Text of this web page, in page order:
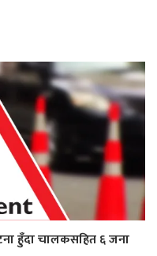
हुँदा चालकसहित ६ जना